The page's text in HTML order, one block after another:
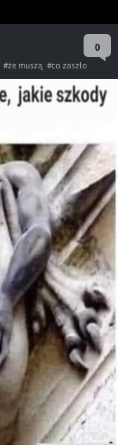
0
#że muszą #co zaszło